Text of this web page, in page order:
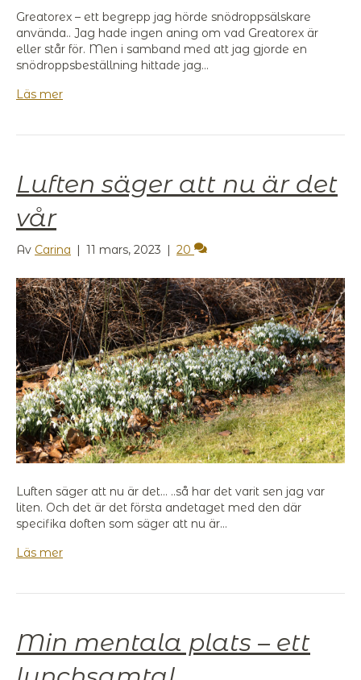
Greatorex – ett begrepp jag hörde snödroppsälskare
använda.. Jag hade ingen aning om vad Greatorex är
eller står för. Men i samband med att jag gjorde en
snödroppsbeställning hittade jag…
Läs mer
Luften säger att nu är det
vår
Av Carina | 11 mars, 2023 | 20
Luften säger att nu är det… ..så har det varit sen jag var
liten. Och det är det första andetaget med den där
specifika doften som säger att nu är…
Läs mer
Min mentala plats – ett